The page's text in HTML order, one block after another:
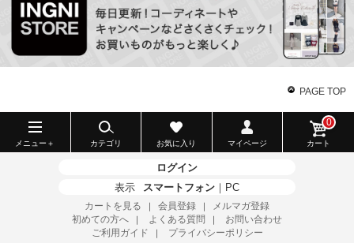
PAGE TOP
メニュー＋ カテゴリ お気に入り マイページ カート
0
ログイン
表示
スマートフォン ｜ PC
カートを見る ｜ 会員登録 ｜
メルマガ登録
初めての方へ
｜ よくある質問 ｜
お問い合わせ
ご利用ガイド
プライバシーポリシー